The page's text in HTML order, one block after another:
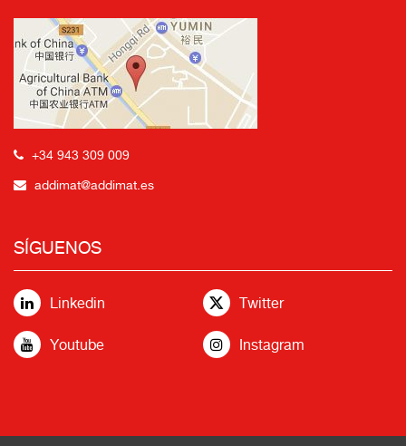
+34 943 309 009
addimat@addimat.es
SÍGUENOS
Linkedin Twitter
Youtube Instagram